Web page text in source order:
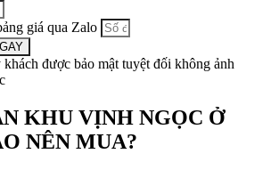
giá qua Zalo
được bảo mật tuyệt đối không ảnh
KHU VỊNH NGỌC Ở
NÊN MUA?